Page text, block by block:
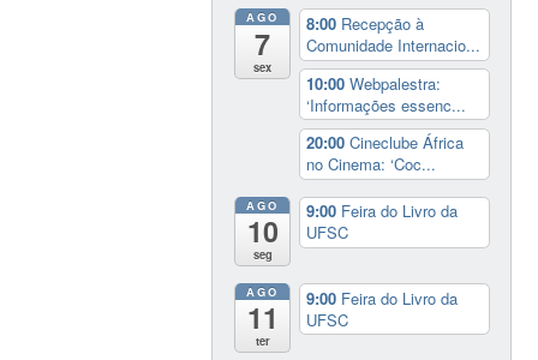
AGO
7
sex
8:00 Recepção à
Comunidade Internacio...
10:00Webpalestra:
‘Informações essenc...
20:00Cineclube África
no Cinema: ‘Coc...
AGO
10
seg
9:00 Feira do Livro da
UFSC
AGO
11
ter
9:00 Feira do Livro da
UFSC